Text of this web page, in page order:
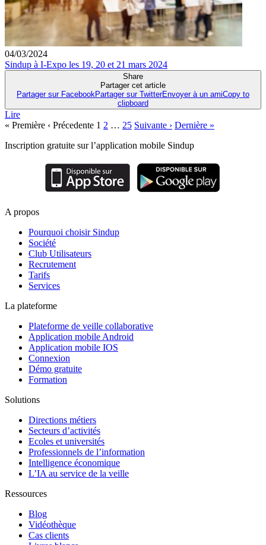
04/03/2024
Sindup à I-Expo les 19, 20 et 21 mars 2024
Share
Partager cet article
Partager sur Facebook Partager sur TwitterEnvoyer à un amiCopy to
clipboard
Lire
Navigation
des
« Première ‹ Précedente 1 2 … 25 Suivante › Dernière »
Inscription gratuite sur l’application mobile Sindup
A propos
Pourquoi choisir Sindup
Société
Club Utilisateurs
Recrutement
Tarifs
Services
La plateforme
Plateforme de veille collaborative
Application mobile Android
Application mobile IOS
Connexion
Démo gratuite
Formation
Solutions
Directions métiers
Secteurs d’activités
Ecoles et universités
Professionnels de l’information
Intelligence économique
L’IA au service de la veille
Ressources
Blog
Vidéothèque
Cas clients